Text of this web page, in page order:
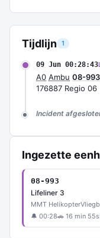
Tijdlijn 1
09 Jun 00:28:43
A0 Ambu 08-993
176887 Regio 06
Incident
Ingezette
08-993
Lifeliner 3
MMT Helikopter
🔔 00:28🚗 16 min 55s